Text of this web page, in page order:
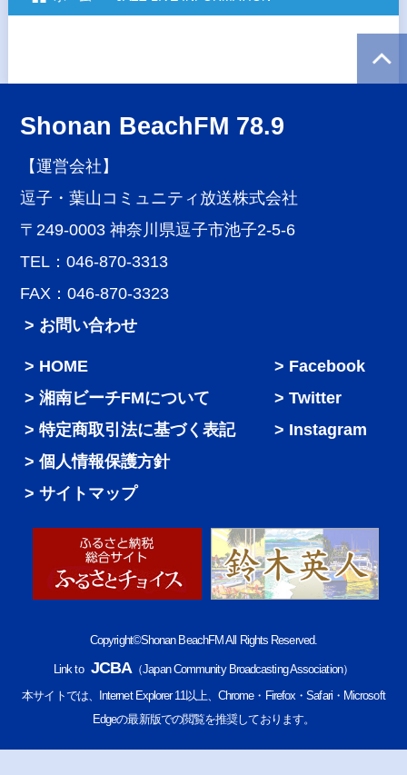
Shonan BeachFM 78.9
【運営会社】
逗子・葉山コミュニティ放送株式会社
〒249-0003 神奈川県逗子市池子2-5-6
TEL：046-870-3313
FAX：046-870-3323
> お問い合わせ
HOME
湘南ビーチFMについて
特定商取引法に基づく表記
個人情報保護方針
サイトマップ
Facebook
Twitter
Instagram
Copyright©Shonan BeachFM All Rights Reserved.
Link to JCBA（Japan Community Broadcasting Association）
本サイトでは、Internet Explorer 11以上、Chrome・Firefox・Safari・Microsoft
Edgeの最新版での閲覧を推奨しております。